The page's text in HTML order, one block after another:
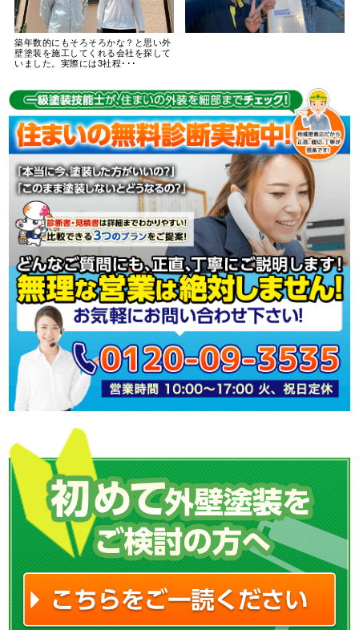
築年数的にもそろそろかな？と思い外
壁塗装を施工してくれる会社を探して
いました。実際には3社程･･･